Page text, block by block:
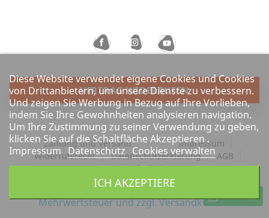
WhatsApp
Diese Website verwendet eigene Cookies und Cookies
von Drittanbietern, um unsere Dienste zu verbessern.
Und zeigen Sie Werbung in Bezug auf Ihre Vorlieben,
indem Sie Ihre Gewohnheiten analysieren navigation.
Um Ihre Zustimmung zu seiner Verwendung zu geben,
klicken Sie auf die Schaltfläche Akzeptieren .
Impressum Datenschutz Cookies verwalten
ICH AKZEPTIERE
VERTRAG WIDERRUFEN
Zahlung und Versand
Impressum
Widerrufsrecht
Datenschutzerklärung
AGB
Barrierefreiheit
Alle Preise verstehen sich inkl. gesetzlicher
Mehrwertsteuer undzzgl. Versandkosten.